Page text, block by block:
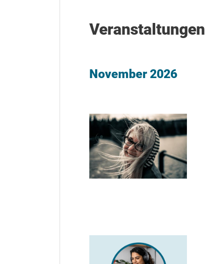
Veranstaltungen
November 2026